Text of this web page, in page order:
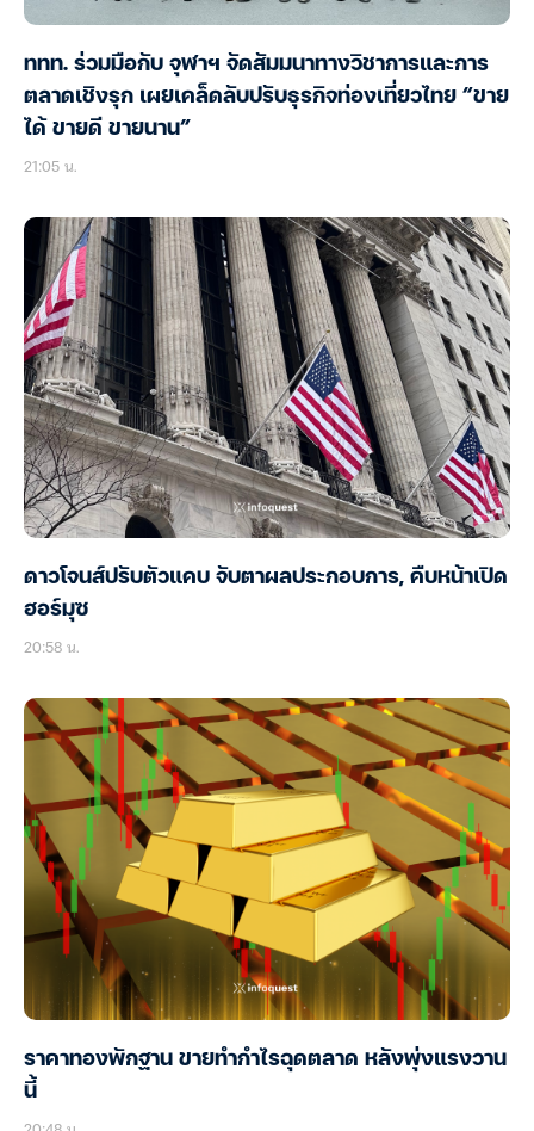
ททท. ร่วมมือกับ จุฬาฯ จัดสัมมนาทางวิชาการและการ
ตลาดเชิงรุก เผยเคล็ดลับปรับธุรกิจท่องเที่ยวไทย “ขาย
ได้ ขายดี ขายนาน”
21:05 น.
ดาวโจนส์ปรับตัวแคบ จับตาผลประกอบการ, คืบหน้าเปิด
ฮอร์มุซ
20:58 น.
ราคาทองพักฐาน ขายทำกำไรฉุดตลาด หลังพุ่งแรงวาน
นี้